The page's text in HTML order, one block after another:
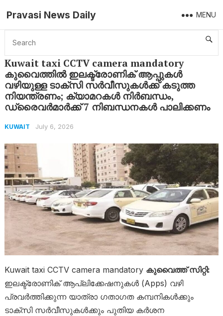
Pravasi News Daily MENU
Home Kuwait
Kuwait taxi CCTV camera mandatory
കുവൈത്തിൽ ഇലക്ട്രോണിക് ആപ്പുകൾ
വഴിയുള്ള ടാക്സി സർവീസുകൾക്ക് കടുത്ത
നിയന്ത്രണം; ക്യാമറകൾ നിർബന്ധം,
ഡ്രൈവർമാർക്ക് 7 നിബന്ധനകൾ പാലിക്കണം
KUWAIT July 6, 2026
Kuwait taxi CCTV camera mandatory കുവൈത്ത് സിറ്റി:
ഇലക്ട്രോണിക് ആപ്ലിക്കേഷനുകൾ (Apps) വഴി
പ്രവർത്തിക്കുന്ന യാത്രാ ഗതാഗത കമ്പനികൾക്കും
ടാക്സി സർവീസുകൾക്കും പുതിയ കർശന